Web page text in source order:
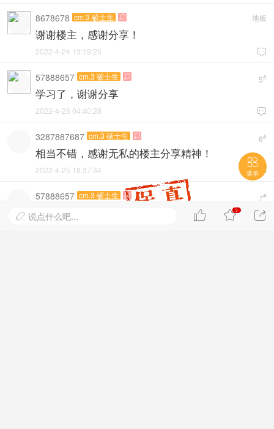
地板
8678678 cm.3 硕士生 
谢谢楼主，感谢分享！

2022-4-24 13:19:25
5#
57888657 cm.3 硕士生 
学习了，谢谢分享

2022-4-25 04:40:28
6#
3287887687 cm.3 硕士生 
相当不错，感谢无私的楼主分享精神！

2022-4-25 18:37:34
7#
57888657 cm.3 硕士生 
有道理，好资料顶起来，让更多的人看到！

菜单

3

 说点什么吧...